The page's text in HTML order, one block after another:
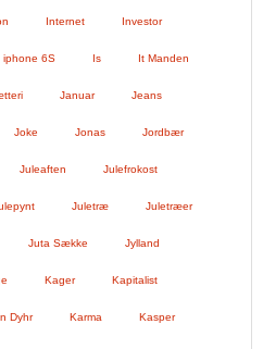
Internet Investor
iphone 6S Is It Manden
Januar Jeans
Joke Jonas Jordbær
Juleaften Julefrokost
Juletræ Juletræer
Juta Sække Jylland
Kager Kapitalist
Dyhr Karma Kasper